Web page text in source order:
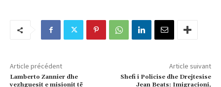
Article précédent
Lamberto Zannier dhe
vezhguesit e misionit të
Article suivant
Shefi i Policise dhe Drejtesise
Jean Beats: Imigracioni,